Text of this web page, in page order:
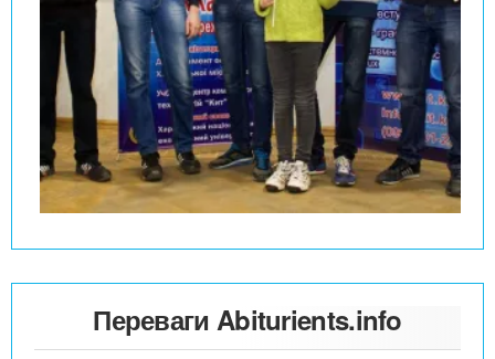
Переваги Abiturients.info